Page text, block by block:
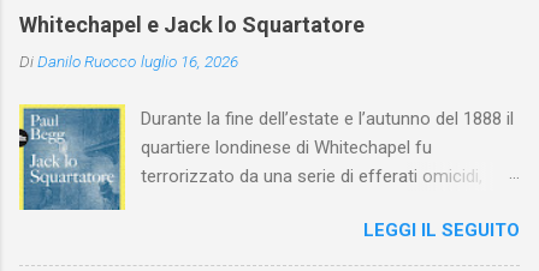
profondamente l'attardato mondo teatrale
Whitechapel e Jack lo Squartatore
DiDanilo Ruocco luglio 16, 2026
Durante la fine dell’estate e l’autunno del 1888 il
quartiere londinese di Whitechapel fu
terrorizzato da una serie di efferati omicidi,
assassino ribattezzato Jack lo Squartatore la
cui identità, tutt’oggi, resta ignota. Paul Begg in
LEGGI IL SEGUITO